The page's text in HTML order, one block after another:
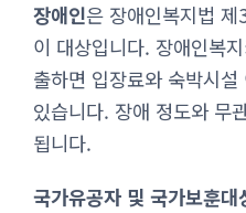
장애인은 장애인복지법
이 대상입니다. 장애인복
출하면 입장료와 숙박시
있습니다. 장애 정도와 무
됩니다.
국가유공자 및 국가보훈대